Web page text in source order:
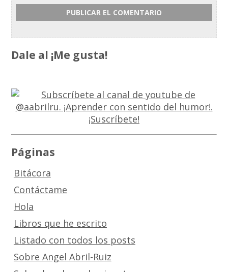
Dale al ¡Me gusta!
Páginas
Bitácora
Contáctame
Hola
Libros que he escrito
Listado con todos los posts
Sobre Angel Abril-Ruiz